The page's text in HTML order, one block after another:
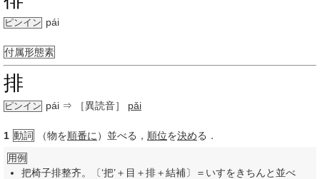
ピンイン pái
付属形態素
排
ピンイン pái ⇒ ［異読音］ pǎi
1 動詞 （物を 順番に ）並べる， 順位を決める．
用例
把椅子排整齐。〔‘把’＋目＋排＋結補〕＝いすをきちんと並べ